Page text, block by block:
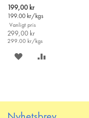
Special
Price
199,00 kr
199.00 kr/kgs
Vanligt pris
299,00 kr
299.00 kr/kgs
i
varukorgen
SPARA